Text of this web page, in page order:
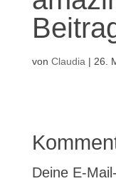
von Claudia | 26.
Deine E-